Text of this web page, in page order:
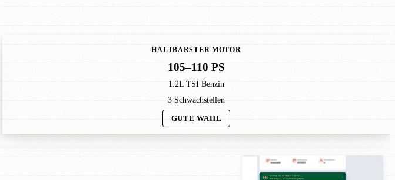
HALTBARSTER MOTOR
105–110 PS
1.2L TSI Benzin
3 Schwachstellen
GUTE WAHL